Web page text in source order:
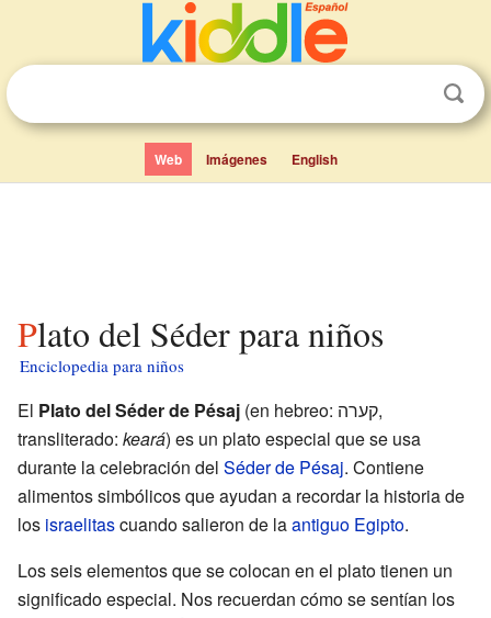
Web Imágenes English
Plato del Séder para niños
Enciclopedia para niños
El Plato del Séder de Pésaj (en hebreo: קערה,
transliterado: keará) es un plato especial que se usa
durante la celebración del Séder de Pésaj. Contiene
alimentos simbólicos que ayudan a recordar la historia de
los israelitascuando salieron de laantiguo Egipto.
Los seis elementos que se colocan en el plato tienen un
significado especial. Nos recuerdan cómo se sentían los